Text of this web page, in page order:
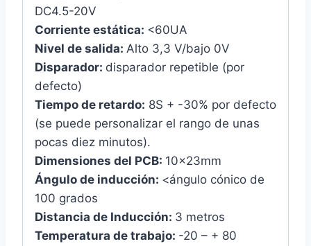
DC4.5-20V
Corriente estática: <60UA
Nivel de salida: Alto 3,3 V/bajo 0V
Disparador: disparador repetible (por
defecto)
Tiempo de retardo: 8S + -30% por defecto
(se puede personalizar el rango de unas
pocas diez minutos).
Dimensiones del PCB: 10x23mm
Ángulo de inducción: <ángulo cónico de
100 grados
Distancia de Inducción: 3 metros
Temperatura de trabajo: -20 – + 80